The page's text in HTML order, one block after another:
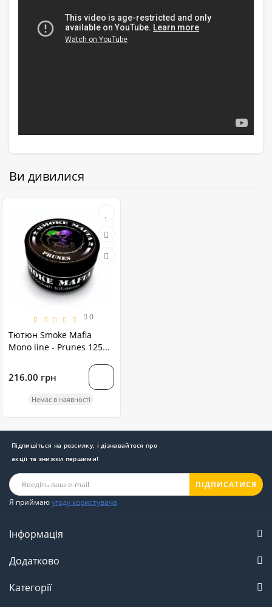
Ви дивилися
0
Тютюн Smoke Mafia
Mono line - Prunes 125
216.00 грн
Немає в наявності
Підпишіться на розсилку, і дізнавайтеся про
акції та знижки першими!
ПІДПИСАТИСЯ
Я приймаюугоду користувача
Інформація
Додатково
Категорії